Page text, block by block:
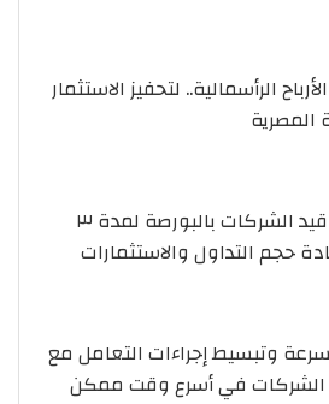
الرأسمالية.. لتحفيز الاستثمار
المصرية
مزايا ضريبية لتشجيع قيد الشركات بالبورصة لمدة ٣
حجم التداول والاستثمارات
وتبسيط إجراءات التعامل مع
الشركات في أسرع وقت ممكن